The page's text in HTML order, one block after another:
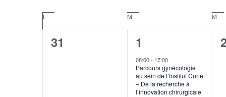
Événements
mot-
une
Calendrier
de
Événements
L M M
0
31
1
événement,
1
08:00- 17:00
Parcours gynécologie
au sein de l’Institut Curie
– De la recherche à
l’innovation chirurgicale
0